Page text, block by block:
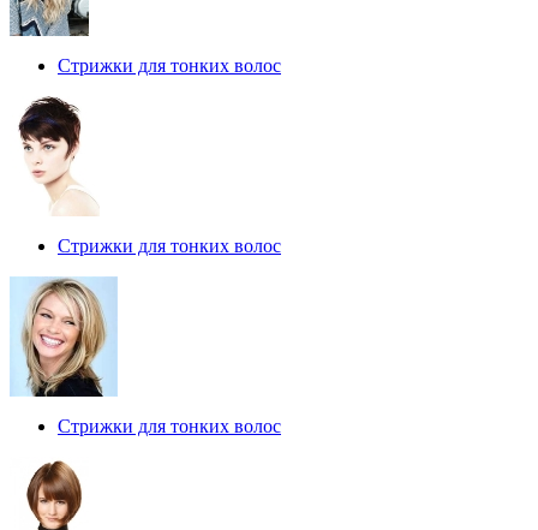
Стрижки для тонких волос
Стрижки для тонких волос
Стрижки для тонких волос